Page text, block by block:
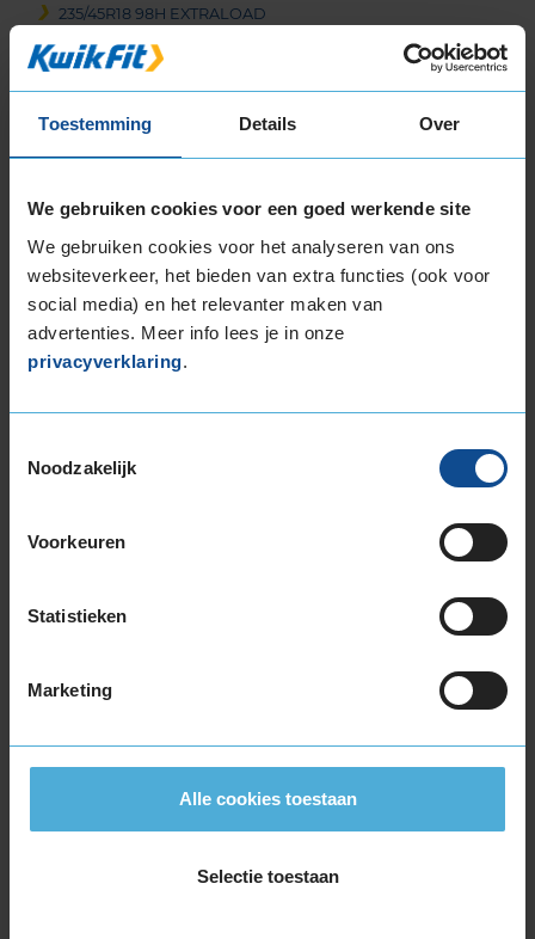
Toestemming Details Over
We gebruiken cookies voor een goed werkende site
We gebruiken cookies voor het analyseren van ons
websiteverkeer, het bieden van extra functies (ook voor
social media) en het relevanter maken van
advertenties. Meer info lees je in onze
privacyverklaring.
Noodzakelijk
Voorkeuren
Statistieken
Marketing
Alle cookies toestaan
Selectie toestaan
235/45R18 98H EXTRALOAD
235/45R18 98V EXTRALOAD
235/50R18 101V EXTRALOAD
235/55R18 104V EXTRALOAD
235/60R18 107H EXTRALOAD
255/40R18 99V EXTRALOAD
255/45R18 103V EXTRALOAD
255/55R18 109H EXTRALOAD
255/55R18 109V EXTRALOAD
195/55R19 94T EXTRALOAD
225/35R19 88W EXTRALOAD
225/40R19 93W EXTRALOAD
235/40R19 96V EXTRALOAD
235/45R19 99T EXTRALOAD
235/50R19 103V EXTRALOAD